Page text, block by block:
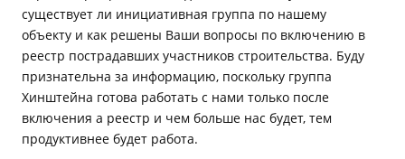
существует ли инициативная группа по нашему
объекту и как решены Ваши вопросы по включению в
реестр пострадавших участников строительства. Буду
признательна за информацию, поскольку группа
Хинштейна готова работать с нами только после
включения а реестр и чем больше нас будет, тем
продуктивнее будет работа.